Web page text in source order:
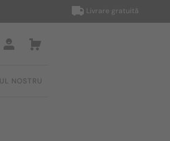
Livrare gratuită
NOSTRU